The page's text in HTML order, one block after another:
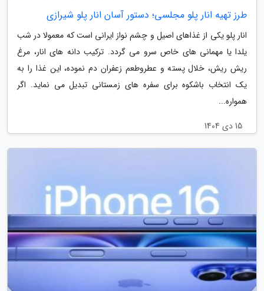
طرز تهیه انار پلو مجلسی؛ دستور آسان انار پلو شیرازی
انار پلو یکی از غذاهای اصیل و چشم نواز ایرانی است که معمولا در شب
یلدا یا مهمانی های خاص سرو می گردد. ترکیب دانه های انار، مرغ
ریش ریش، خلال پسته و عطروطعم زعفران دم نموده، این غذا را به
یک انتخاب باشکوه برای سفره های زمستانی تبدیل می نماید. اگر
همواره...
15 دی 1404